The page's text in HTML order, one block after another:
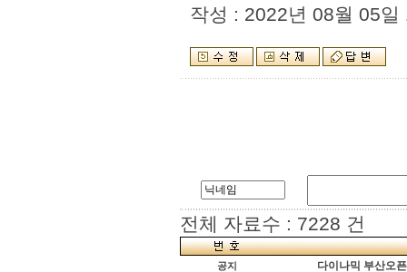
작성 : 2022년 08월 05일
전체 자료수 : 7228 건
공지 다이나믹 부산오